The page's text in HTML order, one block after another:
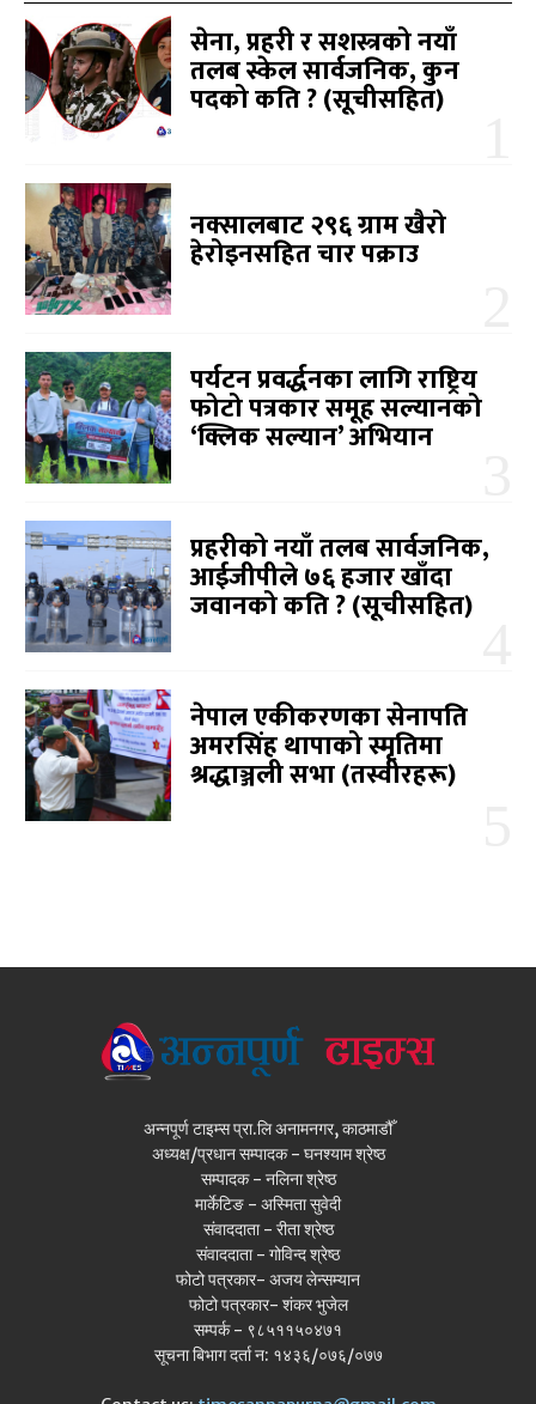
सेना, प्रहरी र सशस्त्रको नयाँ
तलब स्केल सार्वजनिक, कुन
पदको कति ? (सूचीसहित)
नक्सालबाट २९६ ग्राम खैरो
हेरोइनसहित चार पक्राउ
पर्यटन प्रवर्द्धनका लागि राष्ट्रिय
फोटो पत्रकार समूह सल्यानको
‘क्लिक सल्यान’ अभियान
प्रहरीको नयाँ तलब सार्वजनिक,
आईजीपीले ७६ हजार खाँदा
जवानको कति ? (सूचीसहित)
नेपाल एकीकरणका सेनापति
अमरसिंह थापाको स्मृतिमा
श्रद्धाञ्जली सभा (तस्वीरहरू)
अन्नपूर्ण टाइम्स प्रा.लि अनामनगर, काठमाडौँ
अध्यक्ष/प्रधान सम्पादक - घनश्याम श्रेष्ठ
सम्पादक - नलिना श्रेष्ठ
मार्केटिङ - अस्मिता सुवेदी
संवाददाता - रीता श्रेष्ठ
संवाददाता - गोविन्द श्रेष्ठ
फोटो पत्रकार- अजय लेन्सम्यान
फोटो पत्रकार- शंकर भुजेल
सम्पर्क - ९८५११५०४७१
सूचना बिभाग दर्ता न: १४३६/०७६/०७७